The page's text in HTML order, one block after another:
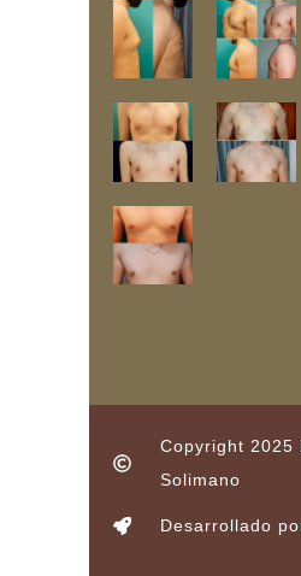
Copyright 2025
Solimano
Desarrollado